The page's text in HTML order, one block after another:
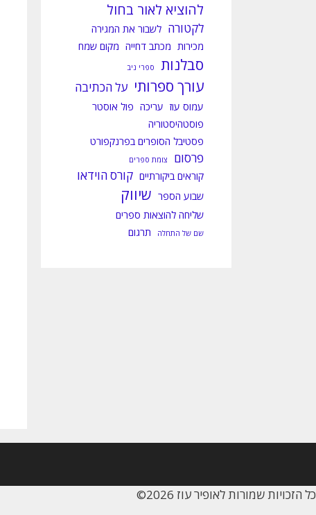
להוציא לאור בחול
לקטורה לשבור את המגירה
מכירות מכתב דחייה מקום שמח
סבלנות ספרי ניב
עורך ספרותי על הכתיבה
עמוס עוז עריכה פול אוסטר
פוסטהיסטוריה
פסטיבל הסופרים בפרנקפורט
פרסום צומת ספרים
קוראים ביקורתיים קורס הוידאו
שבוע הספר שיווק
שליחה להוצאות ספרים
שם של התחלה תרגום
כל הזכויות שמורות לאופיר עוז 2026©